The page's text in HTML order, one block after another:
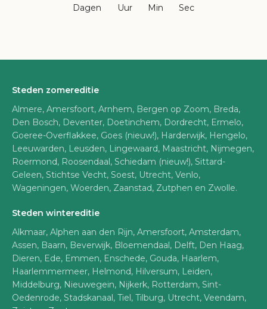
Dagen Uur Min Sec
Steden zomereditie
Almere, Amersfoort, Arnhem, Bergen op Zoom, Breda,
Den Bosch, Deventer, Doetinchem, Dordrecht, Ermelo,
Goeree-Overflakkee, Goes (nieuw!), Harderwijk, Hengelo,
Leeuwarden, Leusden, Lingewaard, Maastricht, Nijmegen,
Roermond, Roosendaal, Schiedam (nieuw!), Sittard-
Geleen, Stichtse Vecht, Soest, Utrecht, Venlo,
Wageningen, Woerden, Zaanstad, Zutphen en Zwolle.
Steden wintereditie
Alkmaar, Alphen aan den Rijn, Amersfoort, Amsterdam,
Assen, Baarn, Beverwijk, Bloemendaal, Delft, Den Haag,
Dieren, Ede, Emmen, Enschede, Gouda, Haarlem,
Haarlemmermeer, Helmond, Hilversum, Leiden,
Middelburg, Nieuwegein, Nijkerk, Rotterdam, Sint-
Oedenrode, Stadskanaal, Tiel, Tilburg, Utrecht, Veendam,